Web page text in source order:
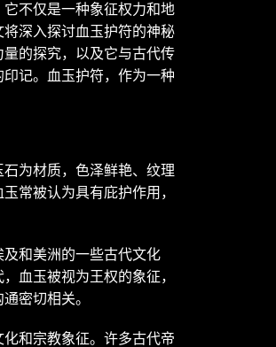
不仅是一种象征权力和地
深入探讨血玉护符的神秘
的探究，以及它与古代传
记。血玉护符，作为一种
为材质，色泽鲜艳、纹理
常被认为具有庇护作用，
和美洲的一些古代文化
血玉被视为王权的象征，
密切相关。
和宗教象征。许多古代帝